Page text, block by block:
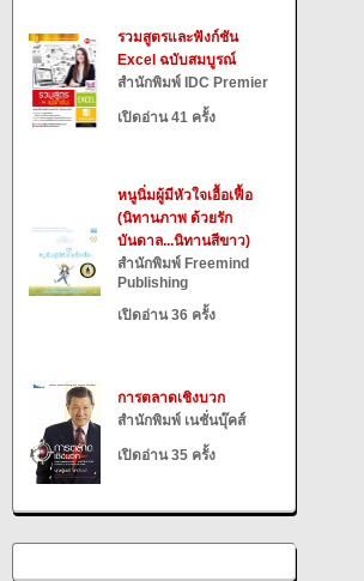
รวมสูตรและฟังก์ชัน
Excel ฉบับสมบูรณ์
สำนักพิมพ์ IDC Premier
เปิดอ่าน 41 ครั้ง
หนูนิ่มผู้มีหัวใจเอื้อเฟื้อ
(นิทานภาพ ด้วยรัก
บันดาล...นิทานสีขาว)
สำนักพิมพ์ Freemind
Publishing
เปิดอ่าน 36 ครั้ง
การตลาดเชิงบวก
สำนักพิมพ์ เนชั่นบุ๊คส์
เปิดอ่าน 35 ครั้ง